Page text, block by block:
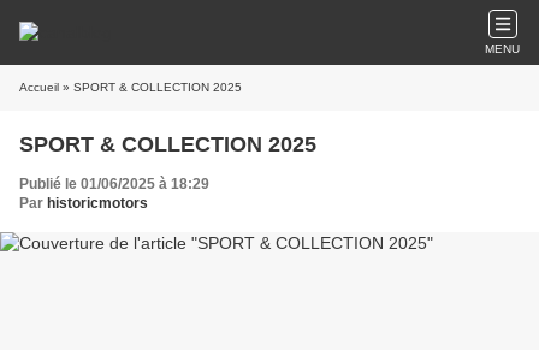
MENU
Accueil » SPORT & COLLECTION 2025
SPORT & COLLECTION 2025
Publié le 01/06/2025 à 18:29
Par historicmotors